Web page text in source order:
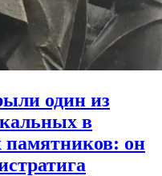
один из
в
памятников: он